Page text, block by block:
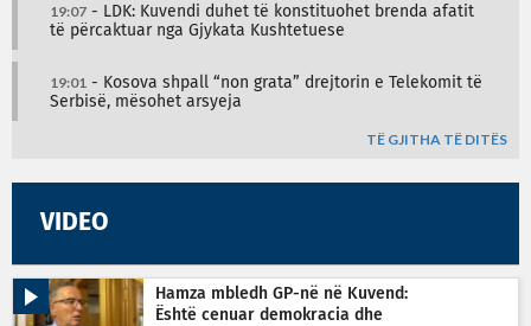
19:07 - LDK: Kuvendi duhet të konstituohet brenda afatit
të përcaktuar nga Gjykata Kushtetuese
19:01 - Kosova shpall “non grata” drejtorin e Telekomit të
Serbisë, mësohet arsyeja
TË GJITHA TË DITËS
VIDEO
Hamza mbledh GP-në në Kuvend:
Është cenuar demokracia dhe